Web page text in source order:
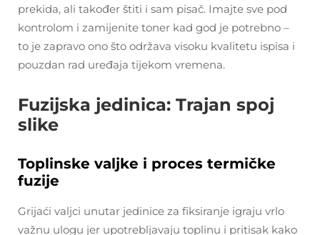
prekida, ali također štiti i sam pisač. Imajte sve pod
kontrolom i zamijenite toner kad god je potrebno –
to je zapravo ono što održava visoku kvalitetu ispisa i
pouzdan rad uređaja tijekom vremena.
Fuzijska jedinica: Trajan spoj
slike
Toplinske valjke i proces termičke
fuzije
Grijaći valjci unutar jedinice za fiksiranje igraju vrlo
važnu ulogu jer upotrebljavaju toplinu i pritisak kako